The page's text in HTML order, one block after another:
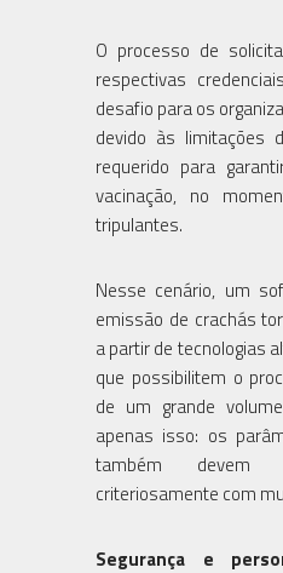
O processo de
respectivas
desafio para os
devido às limitações
requerido para
vacinação, no
tripulantes.
Nesse cenário, um
emissão de crachás
a partir de tecnologias
que possibilitem o
de um grande
apenas isso: os
também devem
criteriosamente com
Segurança e